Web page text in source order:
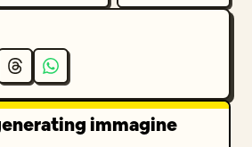
immagine